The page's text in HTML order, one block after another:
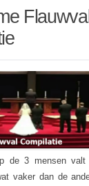
Flauwval
de 3 mensen valt
vaker dan de